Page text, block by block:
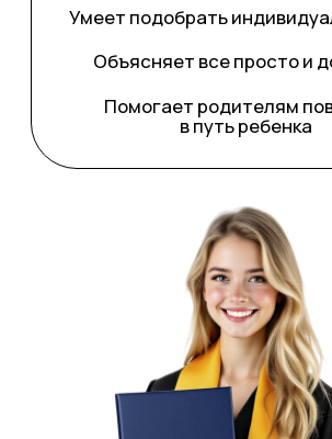
3
Консультация по
выбору профессии от
квалифицированного
эксперта
Профориентатор поможет разобраться
интересы и подобрать направление
которое действительно подойдет тебе
Проходите тест
Digital Human
Пройдете современный тест, который
помогает определить ваши сильные стороны,
склонности и подходящие направления
карьеры. Это не просто тест — это первый шаг